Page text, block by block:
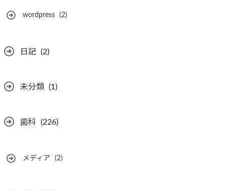
wordpress (2)
日記 (2)
未分類 (1)
歯科 (226)
メディア (2)